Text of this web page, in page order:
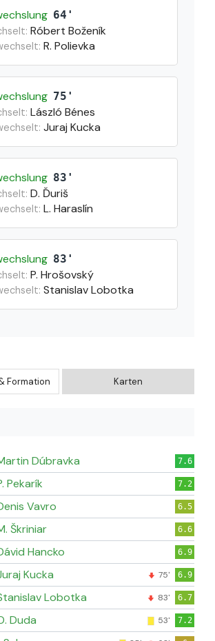
64'
Róbert Boženík
R. Polievka
75'
László Bénes
Juraj Kucka
83'
D. Ďuriš
L. Haraslín
83'
P. Hrošovský
Stanislav Lobotka
Formation Karten
Dúbravka 7.6
Pekarík 7.2
Vavro 6.5
Škriniar 6.6
Hancko 6.9
Kucka 75' 6.9
Lobotka 83' 6.7
Duda 53' 7.2